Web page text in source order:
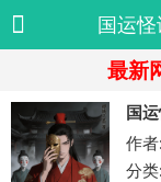
国运
最新
国
作
分类: